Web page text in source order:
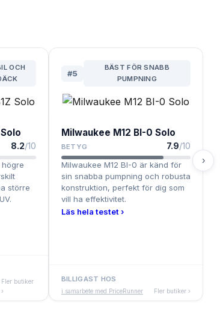
OCH
8.2/10
högre
större
Fler butiker
›
#5
BÄST FÖR SNABB
PUMPNING
Milwaukee M12 BI-0 Solo
BETYG 7.9/10
Milwaukee M12 BI-0 är känd för
sin snabba pumpning och robusta
konstruktion, perfekt för dig som
vill ha effektivitet.
Läs hela testet ›
BILLIGAST HOS
i samarbete med PriceRunner Fler butiker ›
›